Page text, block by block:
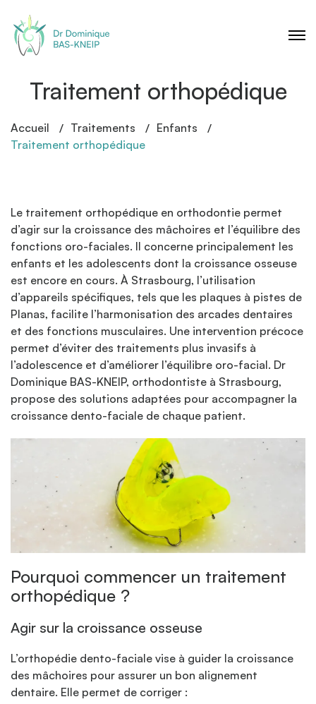
Traitement orthopédique
Accueil Traitements
Enfants
Traitement orthopédique
Le traitement orthopédique en orthodontie permet
d’agir sur la croissance des mâchoires et l’équilibre des
fonctions oro-faciales. Il concerne principalement les
enfants et les adolescents dont la croissance osseuse
est encore en cours. À Strasbourg, l’utilisation
d’appareils spécifiques, tels que les plaques à pistes de
Planas, facilite l’harmonisation des arcades dentaires
et des fonctions musculaires. Une intervention précoce
permet d’éviter des traitements plus invasifs à
l’adolescence et d’améliorer l’équilibre oro-facial. Dr
Dominique BAS-KNEIP, orthodontiste à Strasbourg,
propose des solutions adaptées pour accompagner la
croissance dento-faciale de chaque patient.
Pourquoi commencer un traitement
orthopédique ?
Agir sur la croissance osseuse
L’orthopédie dento-faciale vise à guider la croissance
des mâchoires pour assurer un bon alignement
dentaire. Elle permet de corriger :